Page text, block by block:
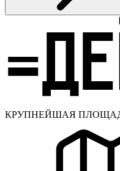
КРУПНЕЙШАЯ